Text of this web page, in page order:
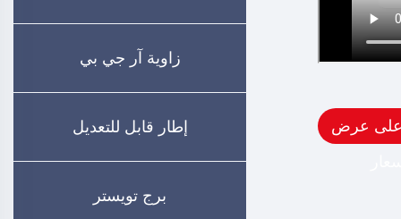
زاوية آر جي بي
إطار قابل للتعديل
برج تويستر
عرض